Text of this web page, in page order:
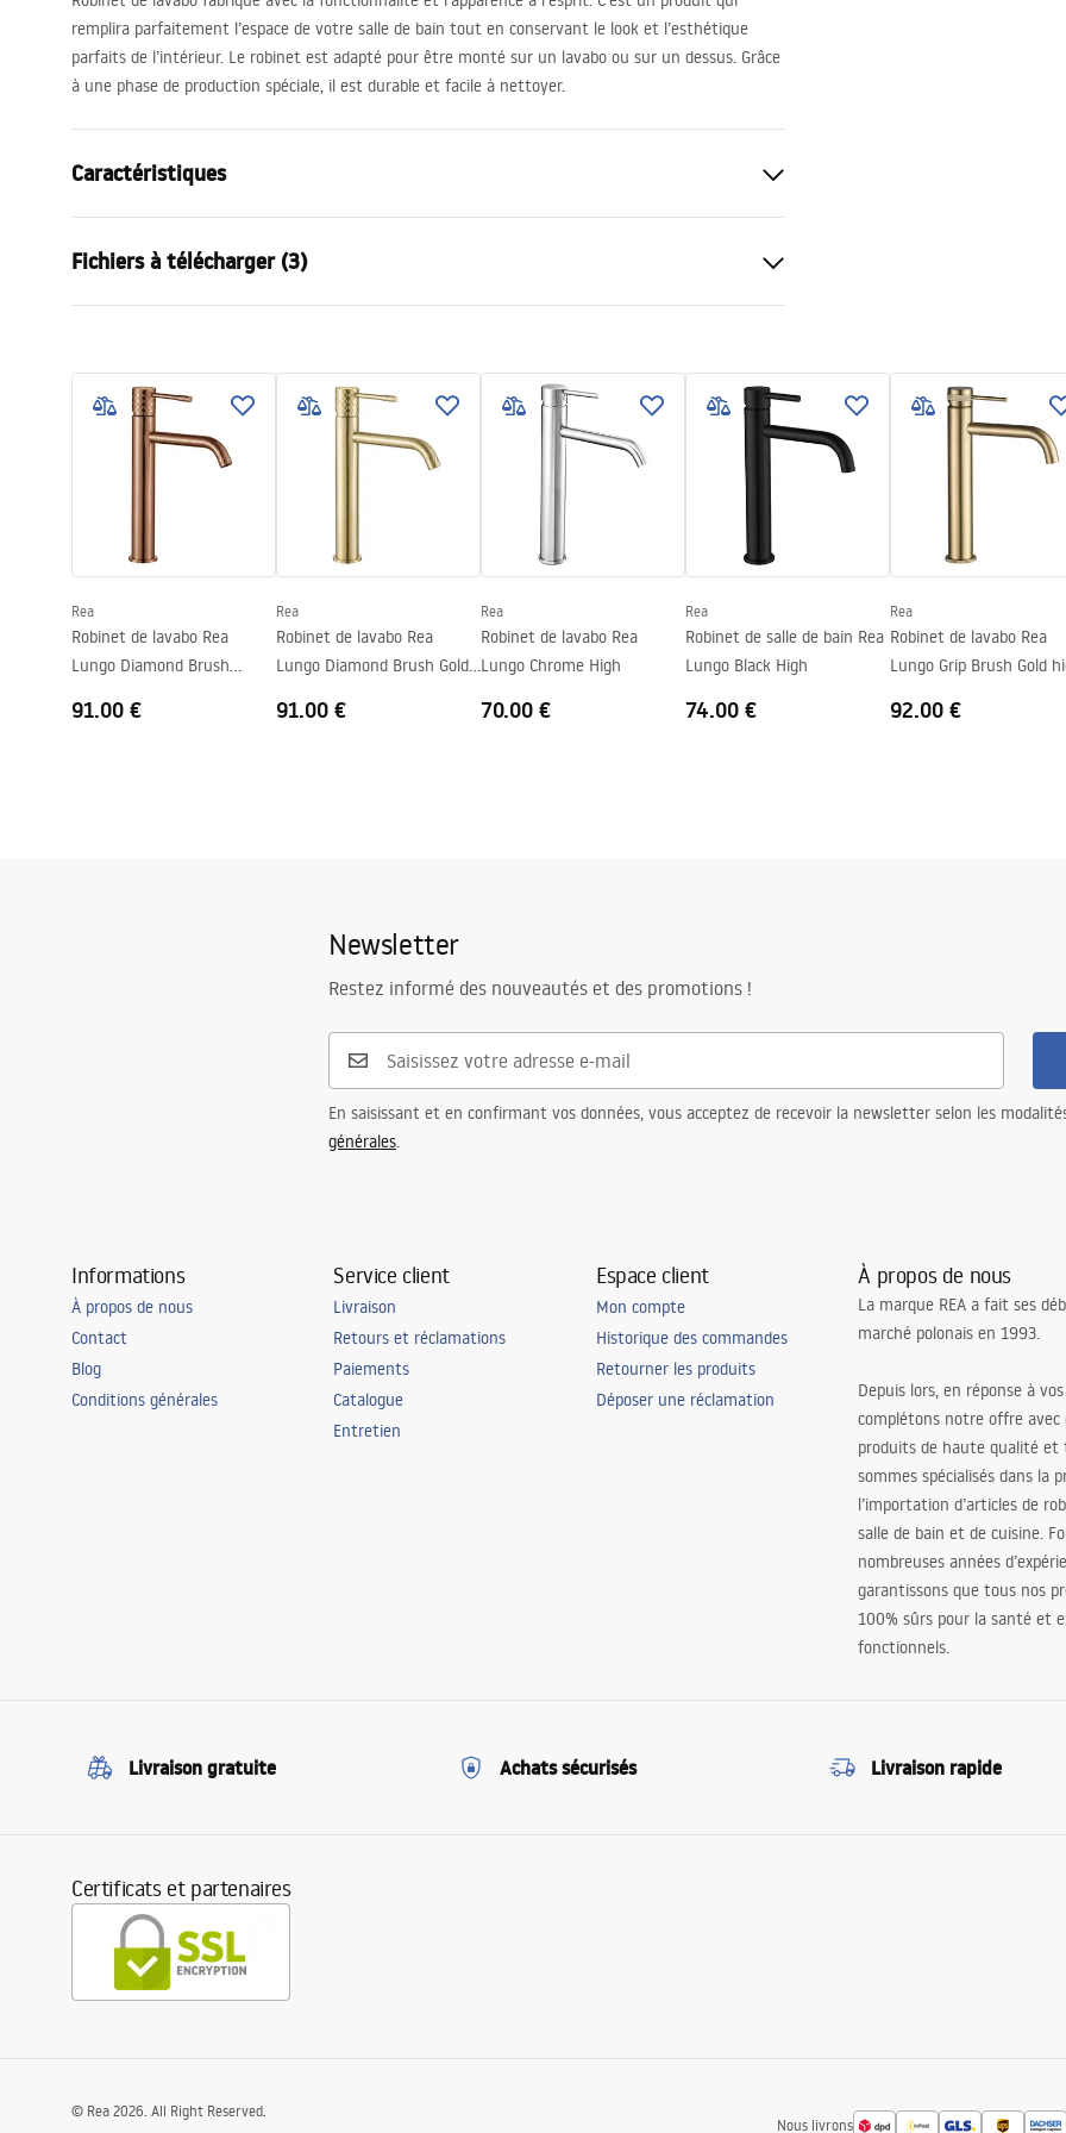
remplira parfaitement l’espace de votre salle de bain tout en conservant le look et l’esthétique
parfaits de l’intérieur. Le robinet est adapté pour être monté sur un lavabo ou sur un dessus. Grâce
à une phase de production spéciale, il est durable et facile à nettoyer.
Caractéristiques
Méthode de montage
Couleur
Cuivre
Matériel
Portée du bec
Garantie
5 ans
Fichiers à télécharger (3)
Warranty_Terms_and_Conditions_
Faucets_-_5.pdf
faucet.pdf
Informations de sécurité
Rea
Robinet de lavabo Rea
Lungo Diamond Brush
91.00 €
Rea
Robinet de lavabo Rea
Lungo Diamond Brush Gold
91.00 €
Rea
Robinet de lavabo Rea
Lungo Chrome High
70.00 €
Rea
Robinet de salle de bain Rea
Lungo Black High
74.00 €
Rea
Robinet de lavabo Rea
Lungo Grip Brush
92.00 €
Newsletter
Restez informé des nouveautés et des promotions !
En saisissant et en confirmant vos données, vous acceptez de recevoir la newsletter selon les
générales.
Informations
À propos de nous
Contact
Blog
Conditions générales
Service client
Livraison
Retours et réclamations
Paiements
Catalogue
Entretien
Espace client
Mon compte
Historique des commandes
Retourner les produits
Déposer une réclamation
À propos de nous
La marque REA a fait ses
marché polonais en 1993.
Depuis lors, en réponse à
complétons notre offre avec
produits de haute qualité et
sommes spécialisés dans la
l’importation d’articles de
salle de bain et de cuisine.
nombreuses années
garantissons que tous nos
100% sûrs pour la santé et
fonctionnels.
Livraison gratuite Achats sécurisés Livraison rapide
Certificats et partenaires
Nous livrons
© Rea 2026. All Right Reserved.